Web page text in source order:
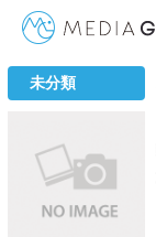
TOP
未分類